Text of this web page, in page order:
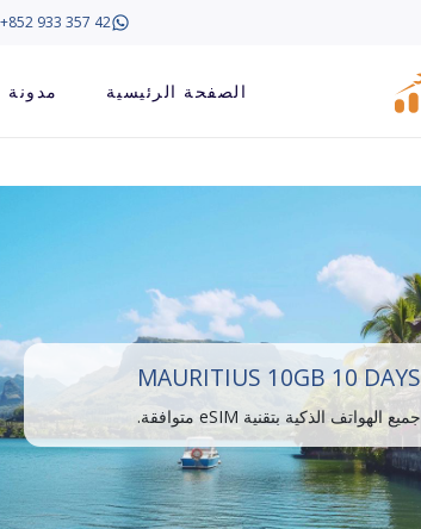
933 357 42
الصفحة الرئيسية مدونة
MAURITIUS 10GB 10 DAYS
جميع الهواتف الذكية بتقنية eSIM متوافقة.